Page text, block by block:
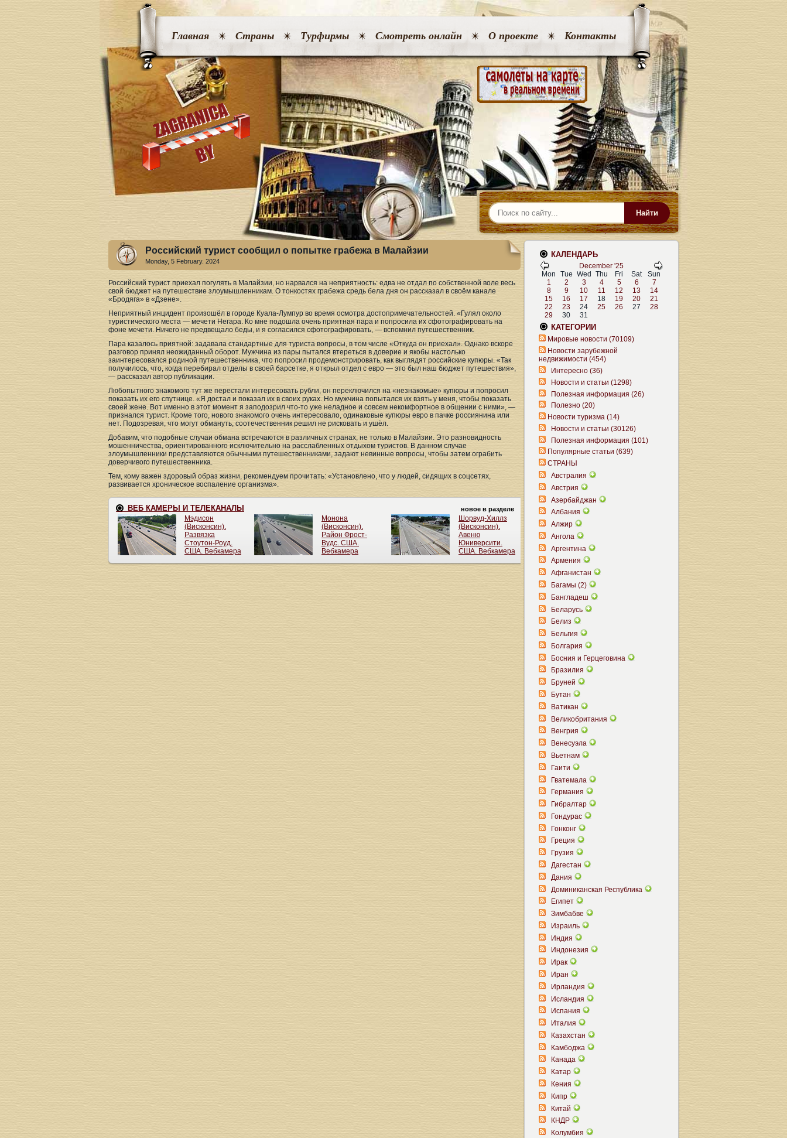
Главная Страны Турфирмы Смотреть онлайн О проекте Контакты
Найти
Российский турист сообщил о попытке грабежа в Малайзии
Monday, 5 February. 2024
Российский турист приехал погулять в Малайзии, но нарвался на неприятность: едва не отдал по собственной воле весь
свой бюджет на путешествие злоумышленникам. О тонкостях грабежа средь бела дня он рассказал в своём канале
«Бродяга» в «Дзене».
Неприятный инцидент произошёл в городе Куала-Лумпур во время осмотра достопримечательностей. «Гулял около
туристического места — мечети Негара. Ко мне подошла очень приятная пара и попросила их сфотографировать на
фоне мечети. Ничего не предвещало беды, и я согласился сфотографировать, — вспомнил путешественник.
Пара казалось приятной: задавала стандартные для туриста вопросы, в том числе «Откуда он приехал». Однако вскоре
разговор принял неожиданный оборот. Мужчина из пары пытался втереться в доверие и якобы настолько
заинтересовался родиной путешественника, что попросил продемонстрировать, как выглядят российские купюры. «Так
получилось, что, когда перебирал отделы в своей барсетке, я открыл отдел с евро — это был наш бюджет путешествия»,
— рассказал автор публикации.
Любопытного знакомого тут же перестали интересовать рубли, он переключился на «незнакомые» купюры и попросил
показать их его спутнице. «Я достал и показал их в своих руках. Но мужчина попытался их взять у меня, чтобы показать
своей жене. Вот именно в этот момент я заподозрил что-то уже неладное и совсем некомфортное в общении с ними», —
признался турист. Кроме того, нового знакомого очень интересовало, одинаковые купюры евро в пачке россиянина или
нет. Подозревая, что могут обмануть, соотечественник решил не рисковать и ушёл.
Добавим, что подобные случаи обмана встречаются в различных странах, не только в Малайзии. Это разновидность
мошенничества, ориентированного исключительно на расслабленных отдыхом туристов. В данном случае
злоумышленники представляются обычными путешественниками, задают невинные вопросы, чтобы затем ограбить
доверчивого путешественника.
Тем, кому важен здоровый образ жизни, рекомендуем прочитать: «Установлено, что у людей, сидящих в соцсетях,
развивается хроническое воспаление организма».
КАЛЕНДАРЬ
December '25
Mon
Tue Wed Thu Fri Sat
Sun
1
2 3 4 5 6
7
8
9 10 11 12 13
14
15
16 17 18 19 20
21
22
23 24 25 26 27
28
29
30 31
КАТЕГОРИИ
Мировые новости (70109)
Новости зарубежной
недвижимости (454)
Интересно (36)
Новости и статьи (1298)
Полезная информация (26)
Полезно (20)
Новости туризма (14)
Новости и статьи (30126)
Полезная информация (101)
Популярные статьи (639)
СТРАНЫ
Австралия
Австрия
Азербайджан
Албания
Алжир
Ангола
Аргентина
Армения
Афганистан
Багамы (2)
Бангладеш
Беларусь
Белиз
Бельгия
Болгария
Босния и Герцеговина
Бразилия
Бруней
Бутан
Ватикан
Великобритания
Венгрия
Венесуэла
Вьетнам
Гаити
Гватемала
Германия
Гибралтар
Гондурас
Гонконг
Греция
Грузия
Дагестан
Дания
Доминиканская Республика
Египет
Зимбабве
Израиль
Индия
Индонезия
Ирак
Иран
Ирландия
Исландия
Испания
Италия
Казахстан
Камбоджа
Канада
Катар
Кения
Кипр
Китай
КНДР
Колумбия